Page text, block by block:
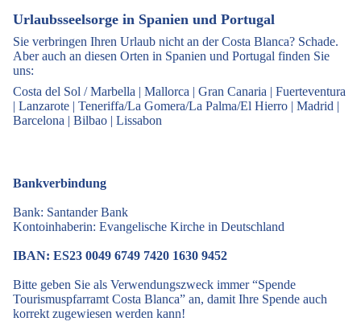
Urlaubsseelsorge in Spanien und Portugal
Sie verbringen Ihren Urlaub nicht an der Costa Blanca? Schade.
Aber auch an diesen Orten in Spanien und Portugal finden Sie
uns:
Costa del Sol / Marbella | Mallorca | Gran Canaria | Fuerteventura
| Lanzarote | Teneriffa/La Gomera/La Palma/El Hierro | Madrid |
Barcelona | Bilbao | Lissabon
Bankverbindung
Bank: Santander Bank
Kontoinhaberin: Evangelische Kirche in Deutschland
IBAN: ES23 0049 6749 7420 1630 9452
Bitte geben Sie als Verwendungszweck immer “Spende
Tourismuspfarramt Costa Blanca” an, damit Ihre Spende auch
korrekt zugewiesen werden kann!